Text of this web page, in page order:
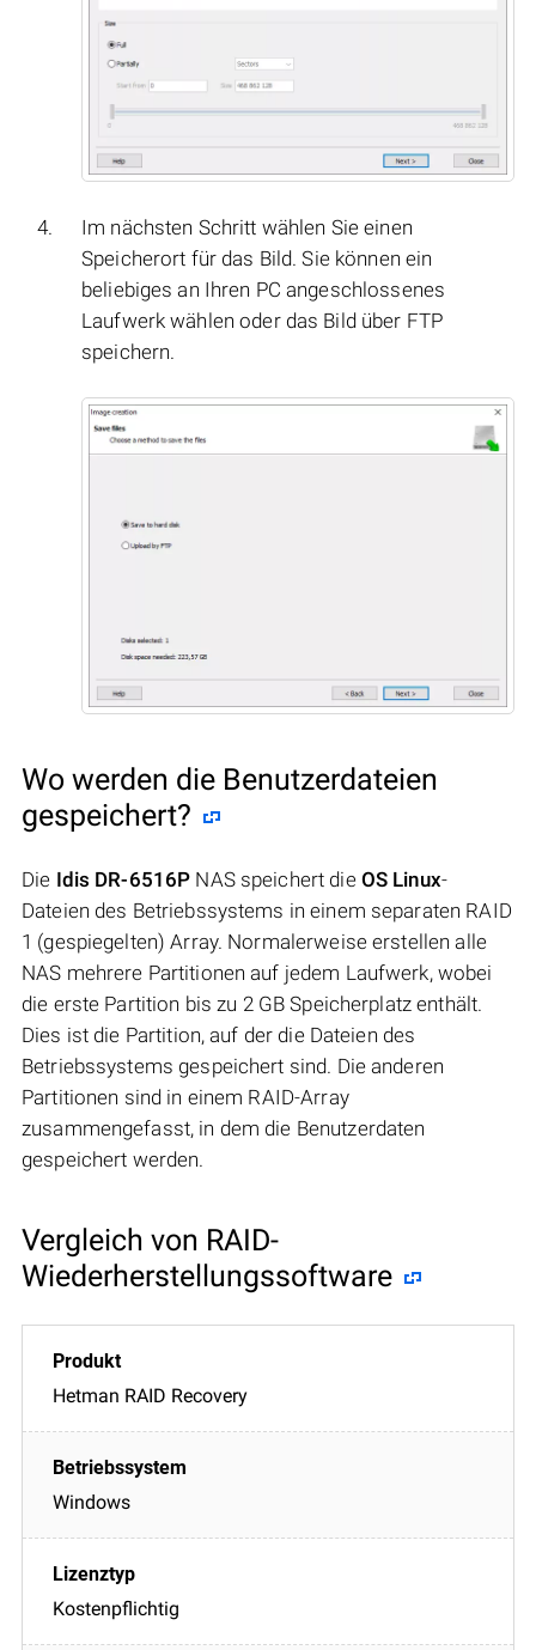
Im nächsten Schritt wählen Sie einen
Speicherort für das Bild. Sie können ein
beliebiges an Ihren PC angeschlossenes
Laufwerk wählen oder das Bild über FTP
speichern.
Wo werden die Benutzerdateien
gespeichert?
Die Idis DR-6516P NAS speichert die OS Linux-
Dateien des Betriebssystems in einem separaten RAID
1 (gespiegelten) Array. Normalerweise erstellen alle
NAS mehrere Partitionen auf jedem Laufwerk, wobei
die erste Partition bis zu 2 GB Speicherplatz enthält.
Dies ist die Partition, auf der die Dateien des
Betriebssystems gespeichert sind. Die anderen
Partitionen sind in einem RAID-Array
zusammengefasst, in dem die Benutzerdaten
gespeichert werden.
Vergleich von RAID-
Wiederherstellungssoftware
Hetman RAID Recovery
Windows
Kostenpflichtig